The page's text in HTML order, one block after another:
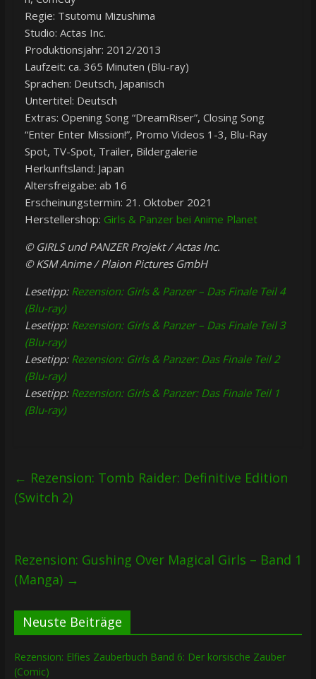
Regie: Tsutomu Mizushima
Studio: Actas Inc.
Produktionsjahr: 2012/2013
Laufzeit: ca. 365 Minuten (Blu-ray)
Sprachen: Deutsch, Japanisch
Untertitel: Deutsch
Extras: Opening Song “DreamRiser”, Closing Song
“Enter Enter Mission!”, Promo Videos 1-3, Blu-Ray
Spot, TV-Spot, Trailer, Bildergalerie
Herkunftsland: Japan
Altersfreigabe: ab 16
Erscheinungstermin: 21. Oktober 2021
Herstellershop: Girls & Panzer bei Anime Planet
© GIRLS und PANZER Projekt / Actas Inc.
© KSM Anime / Plaion Pictures GmbH
Lesetipp: Rezension: Girls & Panzer – Das Finale Teil 4
(Blu-ray)
Lesetipp: Rezension: Girls & Panzer – Das Finale Teil 3
(Blu-ray)
Lesetipp: Rezension: Girls & Panzer: Das Finale Teil 2
(Blu-ray)
Lesetipp: Rezension: Girls & Panzer: Das Finale Teil 1
(Blu-ray)
← Rezension: Tomb Raider: Definitive Edition
(Switch 2)
Rezension: Gushing Over Magical Girls – Band 1
(Manga) →
Neuste Beiträge
Rezension: Elfies Zauberbuch Band 6: Der korsische Zauber
(Comic)